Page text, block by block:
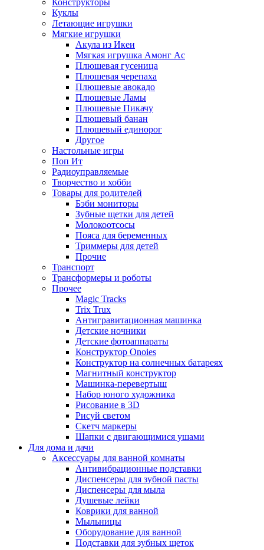
Конструкторы
Куклы
Летающие игрушки
Мягкие игрушки
Акула из Икеи
Мягкая игрушка Амонг Ас
Плюшевая гусеница
Плюшевая черепаха
Плюшевые авокадо
Плюшевые Ламы
Плюшевые Пикачу
Плюшевый банан
Плюшевый единорог
Другое
Настольные игры
Поп Ит
Радиоуправляемые
Творчество и хобби
Товары для родителей
Бэби мониторы
Зубные щетки для детей
Молокоотсосы
Пояса для беременных
Триммеры для детей
Прочие
Транспорт
Трансформеры и роботы
Прочее
Magic Tracks
Trix Trux
Антигравитационная машинка
Детские ночники
Детские фотоаппараты
Конструктор Onoies
Конструктор на солнечных батареях
Магнитный конструктор
Машинка-перевертыш
Набор юного художника
Рисование в 3D
Рисуй светом
Скетч маркеры
Шапки с двигающимися ушами
Для дома и дачи
Аксессуары для ванной комнаты
Антивибрационные подставки
Диспенсеры для зубной пасты
Диспенсеры для мыла
Душевые лейки
Коврики для ванной
Мыльницы
Оборудование для ванной
Подставки для зубных щеток